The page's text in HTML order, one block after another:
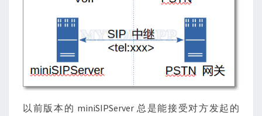
以前版本的 miniSIPServer 总是能接受对方发起的